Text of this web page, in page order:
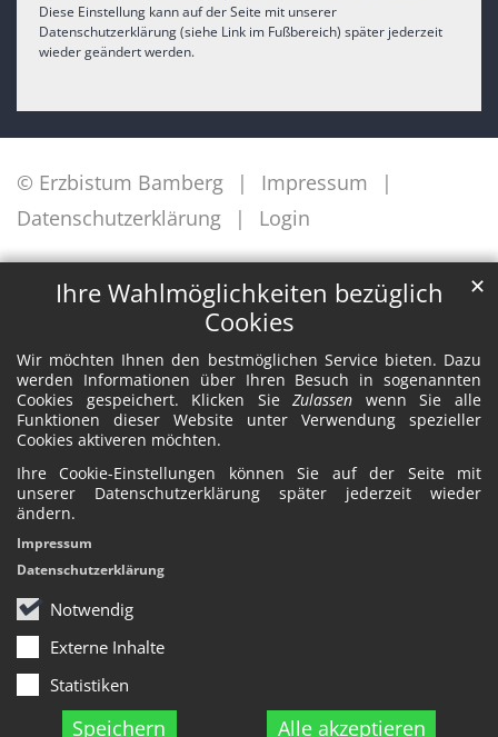
Ihre Wahlmöglichkeiten bezüglich
Cookies
Wir möchten Ihnen den bestmöglichen Service bieten. Dazu
werden Informationen über Ihren Besuch in sogenannten
Cookies gespeichert. Klicken SieZulassen wenn Sie alle
Funktionen dieser Website unter Verwendung spezieller
Cookies aktiveren möchten.
Ihre Cookie-Einstellungen können Sie auf der Seite mit
unserer Datenschutzerklärung später jederzeit wieder
ändern.
Notwendig
Externe Inhalte
Statistiken
Speichern Alle akzeptieren
✕
Impressum
Datenschutzerklärung
Diese Einstellung kann auf der Seite mit unserer
Datenschutzerklärung (siehe Link im Fußbereich) später jederzeit
wieder geändert werden.
© Erzbistum Bamberg
Impressum
Datenschutzerklärung
Login